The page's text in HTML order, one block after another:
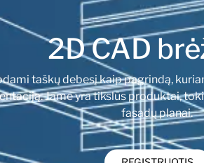
2D CAD
taškų debesį kaip pagrindą,
Jame yra tikslūs produktai,
fasadų planai.